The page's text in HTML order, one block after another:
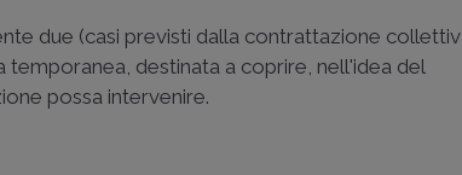
due (casi previsti dalla contrattazione
destinata a coprire, nell'idea del
possa intervenire.